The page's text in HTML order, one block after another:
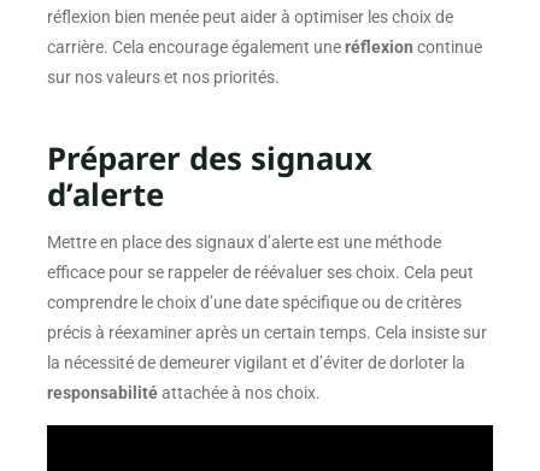
réflexion bien menée peut aider à optimiser les choix de
carrière. Cela encourage également uneréflexion continue
sur nos valeurs et nos priorités.
Préparer des signaux
d’alerte
Mettre en place des signaux d’alerte est une méthode
efficace pour se rappeler de réévaluer ses choix. Cela peut
comprendre le choix d’une date spécifique ou de critères
précis à réexaminer après un certain temps. Cela insiste sur
la nécessité de demeurer vigilant et d’éviter de dorloter la
responsabilitéattachée à nos choix.